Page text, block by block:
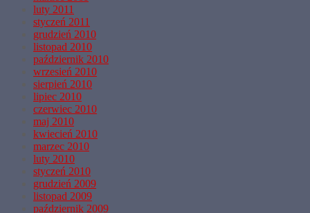
luty 2011
styczeń 2011
grudzień 2010
listopad 2010
październik 2010
wrzesień 2010
sierpień 2010
lipiec 2010
czerwiec 2010
maj 2010
kwiecień 2010
marzec 2010
luty 2010
styczeń 2010
grudzień 2009
listopad 2009
październik 2009